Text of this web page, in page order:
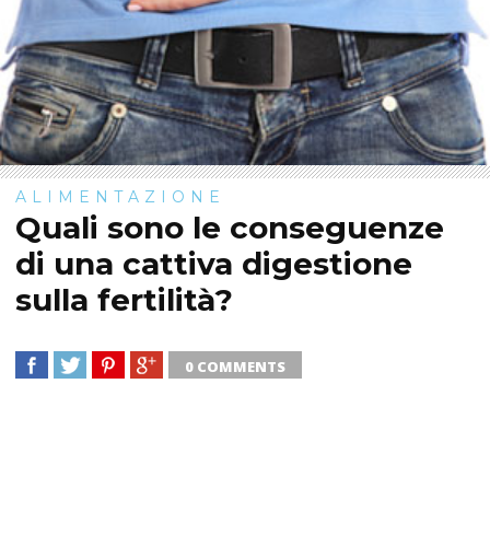
ALIMENTAZIONE
Quali sono le conseguenze
di una cattiva digestione
sulla fertilità?
0 COMMENTS